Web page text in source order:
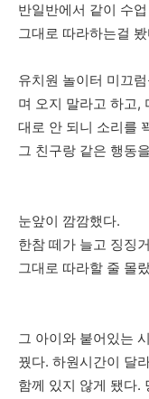
반일반에서 같이 수
그대로 따라하는걸
유치원 놀이터 미끄
며 오지 말라고 하고,
대로 안 되니 소리를
그 친구랑 같은 행동
눈앞이 깜깜했다.
한참 떼가 늘고 징징
그대로 따라할 줄 몰
그 아이와 붙어있는
꿨다. 하원시간이 달
함께 있지 않게 됐다.